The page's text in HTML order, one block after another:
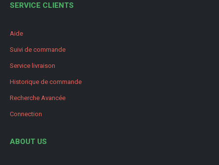
SERVICE CLIENTS
Aide
Suivi de commande
Service livraison
Historique de commande
Recherche Avancée
Connection
ABOUT US